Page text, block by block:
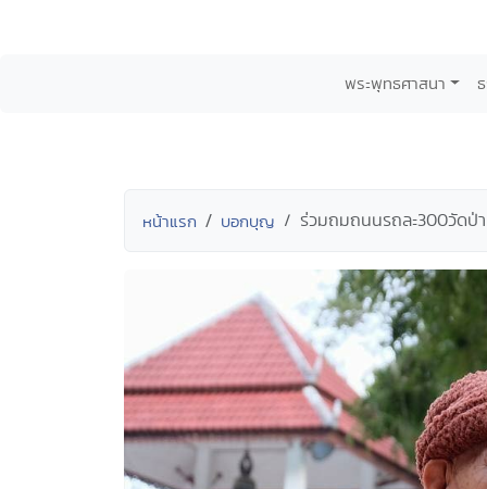
พระพุทธศาสนา
หน้าแรก บอกบุญ ร่วมถมถนนรถละ300วัดป่